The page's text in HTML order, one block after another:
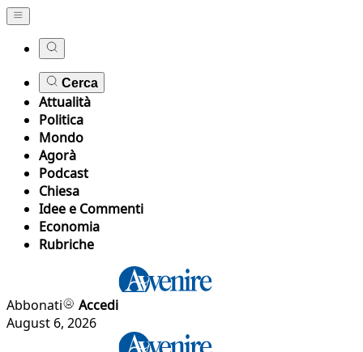
Cerca
Attualità
Politica
Mondo
Agorà
Podcast
Chiesa
Idee e Commenti
Economia
Rubriche
Abbonati
Accedi
August 6, 2026